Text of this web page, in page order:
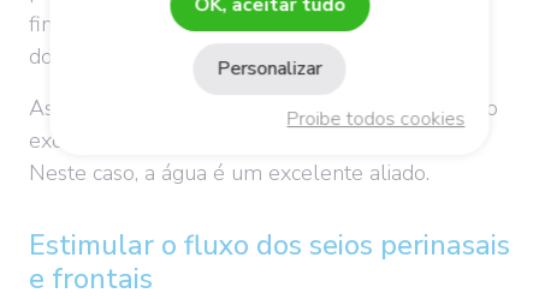
fim de evitar uma maior agressão das mucosas
dos seios perinasais.
Assoar-se pode revelar-se impossível, devido ao
excesso de muco e à tumefação das mucosas.
Neste caso, a água é um excelente aliado.
Estimular o fluxo dos seios perinasais
e frontais
Proibe todos cookies
Personalizar